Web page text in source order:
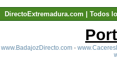
DirectoExtremadura.com | Todos
www.BadajozDirecto.com-